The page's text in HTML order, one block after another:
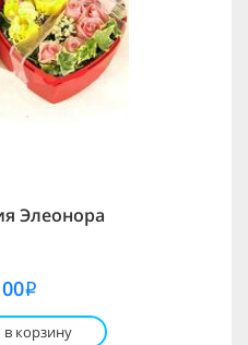
Элеонора
i
корзину